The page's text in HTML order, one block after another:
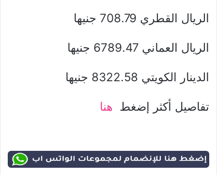
الريال القطري 708.79 جنيها
الريال العماني 6789.47 جنيها
الدينار الكويتي 8322.58 جنيها
تفاصيل أكثر إضغط هنا